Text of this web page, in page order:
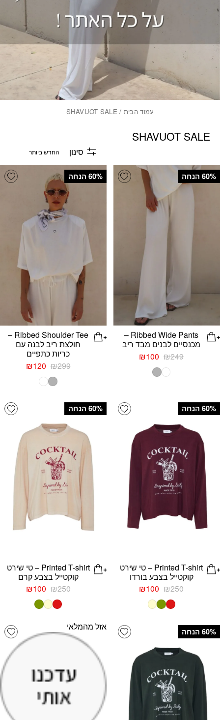
עמוד הבית / SHAVUOT SALE
SHAVUOT SALE
סינון
Add wishlist ‫60% הנחה
Ribbed Wide Pants –
מכנסיים לבנים מבד ריב
₪249
המחיר
המקורי
היה:
₪100
המחיר
‫60% הנחה
Ribbed Shoulder Tee –
חולצת ריב לבנה עם
כריות כתפיים
₪299
המחיר
המקורי
היה:
₪120
Add wishlist ‫60% הנחה
Printed T-shirt – טי שירט
קוקטייל בצבע בורדו
₪250
המחיר
המקורי
היה:
₪100
המחיר
‫60% הנחה
Printed T-shirt – טי שירט
קוקטייל בצבע קרם
₪250
המחיר
המקורי
היה:
₪100
Add wishlist ‫60% הנחה אזל מהמלאי